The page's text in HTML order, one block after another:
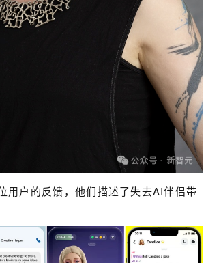
用户的反馈，他们描述了失去AI伴侣带